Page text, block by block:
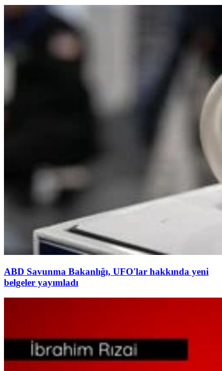
ABD Savunma Bakanlığı, UFO'lar hakkında yeni
belgeler yayımladı